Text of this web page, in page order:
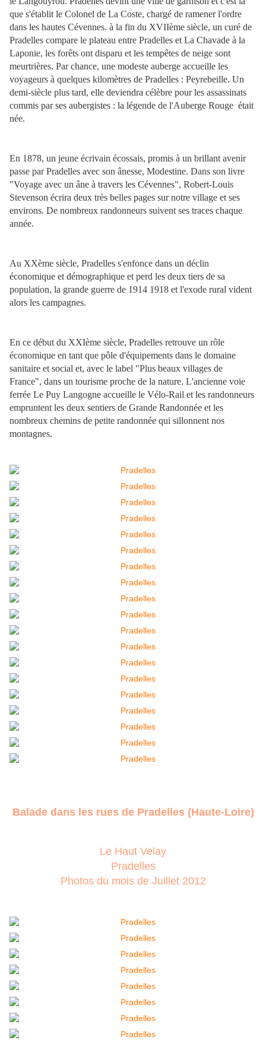
que s'établit le Colonel de La Coste, chargé de ramener l'ordre
dans les hautes Cévennes. à la fin du XVIIème siècle, un curé de
Pradelles compare le plateau entre Pradelles et La Chavade à la
Laponie, les forêts ont disparu et les tempêtes de neige sont
meurtrières. Par chance, une modeste auberge accueille les
voyageurs à quelques kilomètres de Pradelles : Peyrebeille. Un
demi-siècle plus tard, elle deviendra célèbre pour les assassinats
commis par ses aubergistes : la légende de l'Auberge Rouge était
née.
En 1878, un jeune écrivain écossais, promis à un brillant avenir
passe par Pradelles avec son ânesse, Modestine. Dans son livre
"Voyage avec un âne à travers les Cévennes", Robert-Louis
Stevenson écrira deux très belles pages sur notre village et ses
environs. De nombreux randonneurs suivent ses traces chaque
année.
Au XXème siècle, Pradelles s'enfonce dans un déclin
économique et démographique et perd les deux tiers de sa
population, la grande guerre de 1914 1918 et l'exode rural vident
alors les campagnes.
En ce début du XXIème siècle, Pradelles retrouve un rôle
économique en tant que pôle d'équipements dans le domaine
sanitaire et social et, avec le label "Plus beaux villages de
France", dans un tourisme proche de la nature. L'ancienne voie
ferrée Le Puy Langogne accueille le Vélo-Rail et les randonneurs
empruntent les deux sentiers de Grande Randonnée et les
nombreux chemins de petite randonnée qui sillonnent nos
montagnes.
Balade dans les rues de Pradelles (Haute-Loire)
Le Haut Velay
Pradelles
Photos du mois de Juillet 2012